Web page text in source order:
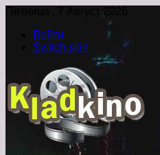
Пятница , 7 Август 2026
Войти
Switch skin